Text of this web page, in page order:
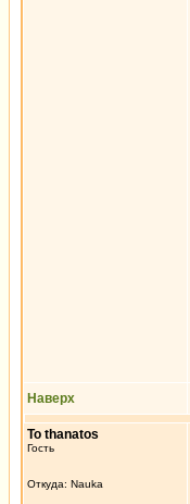
Наверх
To thanatos
Гость
Откуда: Nauka